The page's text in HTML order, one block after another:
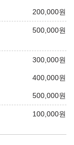
200,000원
500,000원
300,000원
400,000원
500,000원
100,000원